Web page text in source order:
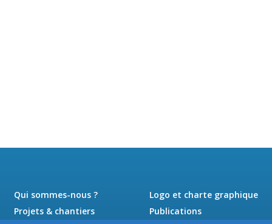
Qui sommes-nous ?
Projets & chantiers
Logo et charte graphique
Publications